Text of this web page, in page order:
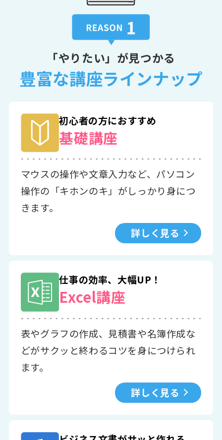
「やりたい」が見つかる
豊富な講座ラインナップ
初心者の方におすすめ
基礎講座
マウスの操作や文章入力など、パソコン
操作の「キホンのキ」がしっかり身につ
きます。
詳しく見る
仕事の効率、大幅UP！
Excel講座
表やグラフの作成、見積書や名簿作成な
どがサクッと終わるコツを身につけられ
ます。
詳しく見る